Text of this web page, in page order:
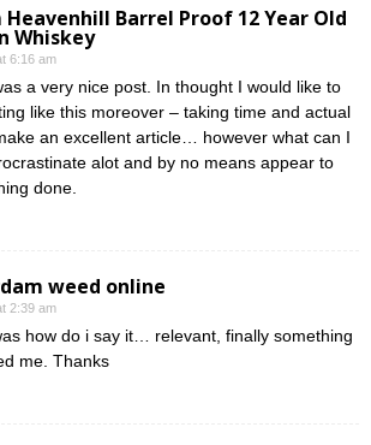
Barrel Proof 12 Year Old
Whiskey
6:16 am
a very nice post. In thought I would like to
like this moreover – taking time and actual
an excellent article… however what can I
alot and by no means appear to
done.
weed online
2:39 am
how do i say it… relevant, finally something
me. Thanks